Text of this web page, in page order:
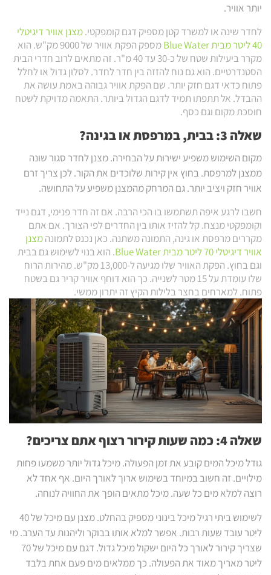
יותר אוויר.
לחדר שינה או למשרד קטן מספיק דגם קומפקטי.מצנן אוויר דיגיטלי
40 ליטר מבית Blue Water
מספק הפקת אוויר של 9000 מק"ש. הוא
מקרר ביעילות שטח של כ-30 עד 40 מ"ר. זה מתאים לרוב חדרי הבית
הסטנדרטיים. הוא גם נוח להזזה בין חדר לחדר. לסלון גדול או לחלל
פתוח כדאי דגם חזק יותר. שם הפקת אוויר גבוהה באמת עושה את
ההבדל. אל תתפתו תמיד לדגם הגדול ביותר. התאמה מדויקת לשטח
חוסכת מקום וגם כסף.
שאלה 3: בבית, במרפסת או בגינה?
מקום השימוש משפיע ישירות על הבחירה. מצנן לחדר סגור שונה
ממצנן למרפסת. בחוץ אין קירות שלוכדים את הקור. לכן צריך זרם
אוויר חזק ויציב יותר. גם המרחק מהמצנן משפיע על התחושה.
חשבו לרגע איפה תשתמשו בו הכי הרבה. אם זה חדר פנימי, דגם נייד
וקומפקטי מנצח. קל להזיז אותו בין החדרים לפי הצורך. אם אתם
מקררים מרפסת או גינה, התמונה משתנה. כאן נכנס לתמונהמצנן
אוויר דיגיטלי 70 ליטר מבית Blue Water
. הוא בנוי לשימוש גם בבית
וגם בחוץ. הפקת האוויר שלו מגיעה ל-13,000 מק"ש. מהירות הרוח
שלו עומדת על 15 מטר לשנייה. כך הוא דוחף אוויר קריר גם בשטח
פתוח. למארחים בחצר בלילות הקיץ זה יתרון ממשי.
שאלה 4: כמה שעות קירור רצוף אתם צריכים?
גודל מיכל המים קובע את זמן הפעולה. מיכל גדול יותר משמעו פחות
מילויים. זה חשוב במיוחד בשימוש ארוך לאורך היום. אף אחד לא
רוצה למלא מים כל שעה. מיכל מתאים הופך את החוויה לנוחה.
לשימוש ביתי רגיל מיכל בינוני מספיק בהחלט. מצנן עם מיכל של 40
ליטר עובד שעות רבות. אפשר למלא אותו בבוקר וליהנות עד הערב. מי
שצריך קירור לאורך כל היום ישקול מיכל גדול. דגם עם מיכל של 70
ליטר מאריך מאוד את הפעולה. כך ממלאים מים פעם אחת בלבד